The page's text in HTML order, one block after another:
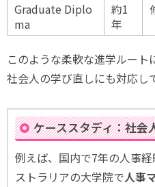
Graduate Diplo
ma
約1
年
このような柔軟な進学ルート
社会人の学び直しにも対応し
ケーススタディ：社会
例えば、国内で7年の人事
ストラリアの大学院で人事